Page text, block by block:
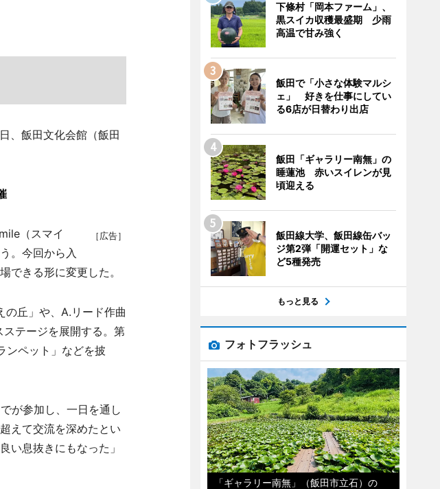
、飯田文化会館（飯田
［広告］
（スマイ
。今回から入
できる形に変更した。
丘」や、A.リード作曲
テージを展開する。第
ンペット」などを披
が参加し、一日を通し
えて交流を深めたとい
い息抜きにもなった」
下條村「岡本ファーム」、
黒スイカ収穫最盛期 少雨
高温で甘み強く
飯田で「小さな体験マルシ
ェ」 好きを仕事にしてい
る6店が日替わり出店
飯田「ギャラリー南無」の
睡蓮池 赤いスイレンが見
頃迎える
飯田線大学、飯田線缶バッ
ジ第2弾「開運セット」な
ど5種発売
もっと見る
フォトフラッシュ
「ギャラリー南無」（飯田市立石）の